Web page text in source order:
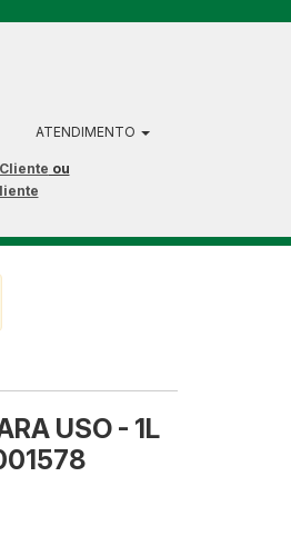
ATENDIMENTO
ou
USO - 1L